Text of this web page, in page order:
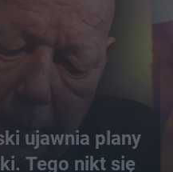
ujawnia plany
Tego nikt się